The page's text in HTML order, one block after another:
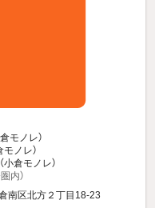
モノレ）
モノレ）
小倉モノレ）
内）
南区北方２丁目18-23